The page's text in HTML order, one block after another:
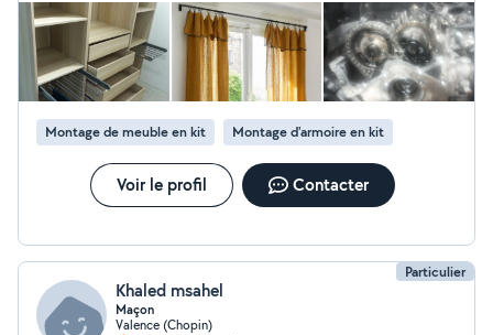
sérieux.Je recommande ses services.
Montage de meuble en kit Montage d'armoire en kit
Voir le profil Contacter
Particulier
Khaled msahel
Maçon
Valence (Chopin)